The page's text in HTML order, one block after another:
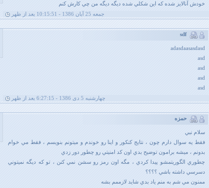
خودش آنالايز شده كه اين شكلي شده ديگه ديگه من چي كارش كنم
جمعه 25 آبان 1386 - 10:15:51 بعد از ظهر
adasdaasasdasd
asd
asd
asd
asd
چهارشنبه 5 دی 1386 - 6:27:15 بعد از ظهر
حمزه
سلام نبي
فقط يه سوال دارم چون ، نتايج كنكور و اينا رو خوندم و ميتونم بنويسم ، فقط مي خوام
بدونم ، ميشه برامون توضيح بدي اون كد امنيتي رو چطور دور زدي
چطوري الگوريتمشو پيدا كردي ، مگه اون رمز رو سشن نمي كنن ، تو كه ديگه نميتوني
دسرسي داشته باشي ؟؟؟؟
ممنون مي شم به منم ياد بدي شايد لازممم بشه